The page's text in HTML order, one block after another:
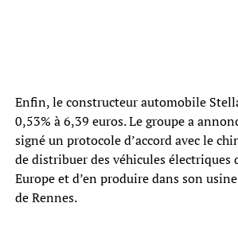
Enfin, le constructeur automobile
0,53% à 6,39 euros. Le groupe a
signé un protocole d’accord avec le
de distribuer des véhicules électriques
Europe et d’en produire dans son
de Rennes.